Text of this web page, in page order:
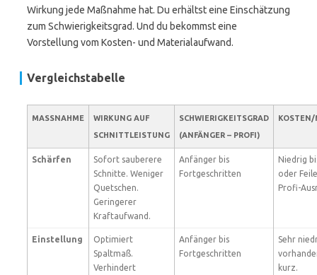
Wirkung jede Maßnahme hat. Du erhältst eine Einschätzung
zum Schwierigkeitsgrad. Und du bekommst eine
Vorstellung vom Kosten- und Materialaufwand.
Vergleichstabelle
MASSNAHME
WIRKUNG AUF
SCHNITTLEISTUNG
SCHWIERIGKEITSGRAD
(ANFÄNGER – PROFI)
KOSTEN/
Schärfen
Sofort sauberere
Schnitte. Weniger
Quetschen.
Geringerer
Kraftaufwand.
Anfänger bis
Fortgeschritten
Niedrig
oder
Profi-
Einstellung
Optimiert
Spaltmaß.
Verhindert
Anfänger bis
Fortgeschritten
Sehr
kurz.